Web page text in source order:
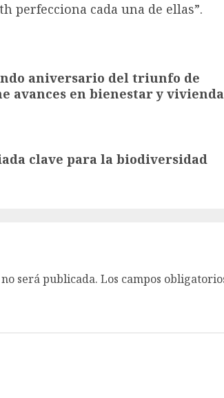
perfecciona cada una de ellas”.
aniversario del triunfo de
avances en bienestar y vivienda
clave para la biodiversidad
será publicada. Los campos